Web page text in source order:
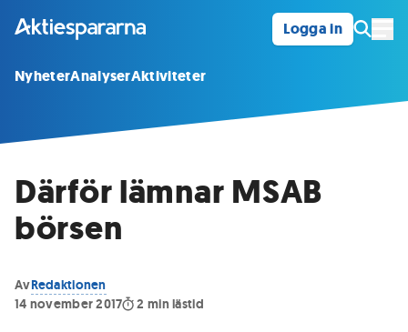
Logga in
NyheterAnalyserAktiviteter
Därför lämnar MSAB
börsen
AvRedaktionen
14 november 2017
2 min lästid